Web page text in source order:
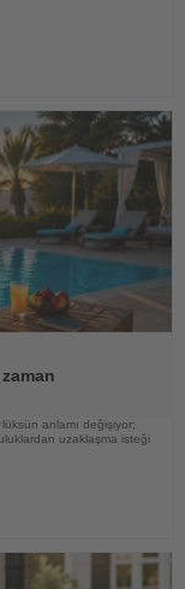
anlamı değişiyor;
uzaklaşma isteği